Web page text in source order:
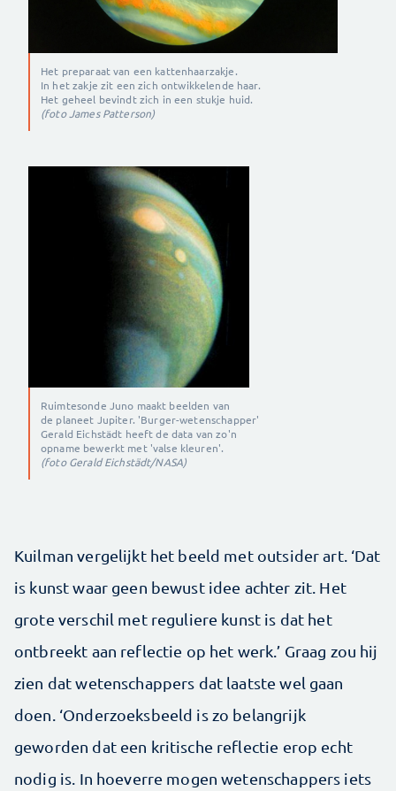
Het preparaat van een kattenhaarzakje.
In het zakje zit een zich ontwikkelende haar.
Het geheel bevindt zich in een stukje huid.
(foto James Patterson)
Ruimtesonde Juno maakt beelden van
de planeet Jupiter. 'Burger-wetenschapper'
Gerald Eichstädt heeft de data van zo'n
opname bewerkt met 'valse kleuren'.
(foto Gerald Eichstädt/NASA)
Kuilman vergelijkt het beeld met outsider art. ‘Dat
is kunst waar geen bewust idee achter zit. Het
grote verschil met reguliere kunst is dat het
ontbreekt aan reflectie op het werk.’ Graag zou hij
zien dat wetenschappers dat laatste wel gaan
doen. ‘Onderzoeksbeeld is zo belangrijk
geworden dat een kritische reflectie erop echt
nodig is. In hoeverre mogen wetenschappers iets